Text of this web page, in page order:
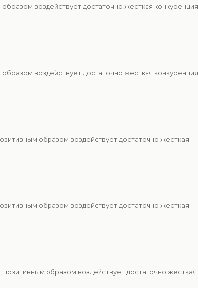
воздействует достаточно жесткая конкуренция,
воздействует достаточно жесткая конкуренция,
образом воздействует достаточно жесткая
образом воздействует достаточно жесткая
образом воздействует достаточно жесткая